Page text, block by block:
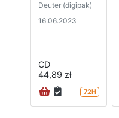
Deuter (digipak)
16.06.2023
CD
44,89 zł
72H